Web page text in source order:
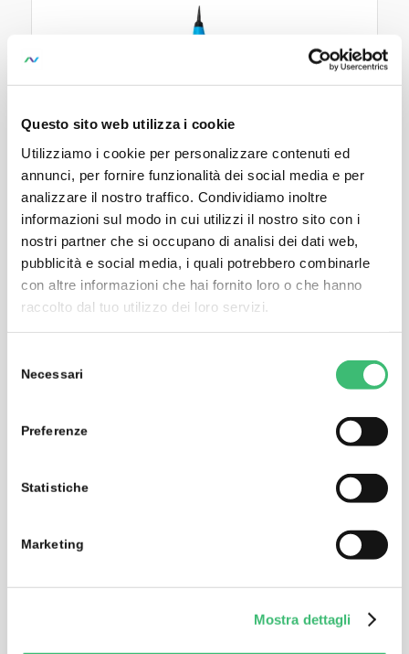
Questo sito web utilizza i cookie
Utilizziamo i cookie per personalizzare contenuti ed
annunci, per fornire funzionalità dei social media e per
analizzare il nostro traffico. Condividiamo inoltre
informazioni sul modo in cui utilizzi il nostro sito con i
nostri partner che si occupano di analisi dei dati web,
pubblicità e social media, i quali potrebbero combinarle
con altre informazioni che hai fornito loro o che hanno
raccolto dal tuo utilizzo dei loro servizi.
delNecessari
Preferenze
Statistiche
Marketing
Mostra dettagli
P310 – Probe 310
Classic search signal receiver